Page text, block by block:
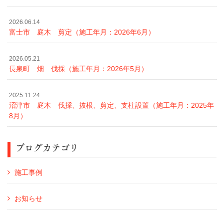
2026.06.14
富士市 庭木 剪定（施工年月：2026年6月）
2026.05.21
長泉町 畑 伐採（施工年月：2026年5月）
2025.11.24
沼津市 庭木 伐採、抜根、剪定、支柱設置（施工年月：2025年
8月）
ブログカテゴリ
施工事例
お知らせ